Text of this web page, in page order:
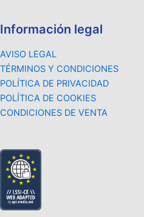
Información legal
AVISO LEGAL
TÉRMINOS Y CONDICIONES
POLÍTICA DE PRIVACIDAD
POLÍTICA DE COOKIES
CONDICIONES DE VENTA